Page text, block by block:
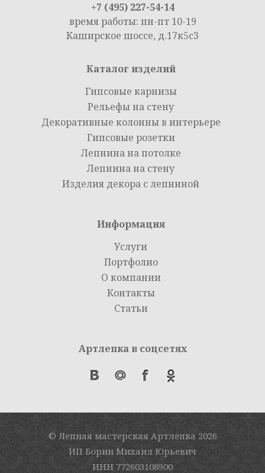
+7 (495) 227-54-14
время работы: пн-пт 10-19
Каширское шоссе, д.17к5с3
Каталог изделий
Гипсовые карнизы
Рельефы на стену
Декоративные колонны в интерьере
Гипсовые розетки
Лепнина на потолке
Лепнина на стену
Изделия декора с лепниной
Информация
Услуги
Портфолио
О компании
Контакты
Статьи
Артлепка в соцсетях
© Лепная мастерская Артлепка 2026
ИП Борин Михаил Юрьевич
ИНН 772603108900